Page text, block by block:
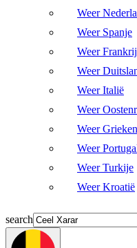
Weer
Weer Spanje
Weer
Weer
Weer Italië
Weer
Weer
Weer
Weer Turkije
Weer Kroatië
search